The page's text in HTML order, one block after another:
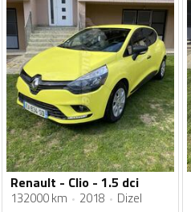
Renault - Clio - 1.5 dci
132000 km 2018 Dizel